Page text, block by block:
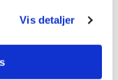
Vis detaljer